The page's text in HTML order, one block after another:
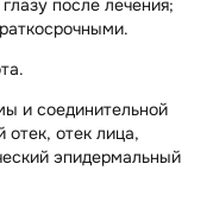
после лечения;
и соединительной
отек, отек лица,
эпидермальный